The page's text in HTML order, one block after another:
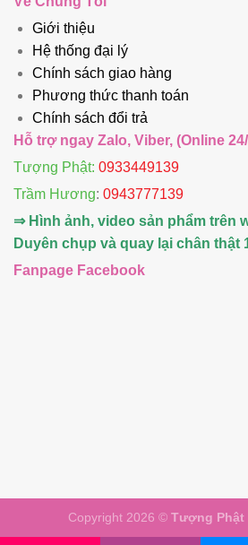
Giới thiệu
Hệ thống đại lý
Chính sách giao hàng
Phương thức thanh toán
Chính sách đổi trả
Hỗ trợ ngay Zalo, Viber, (Online
Tượng Phật: 0933449139
Trầm Hương: 0943777139
⇒ Hình ảnh, video sản phẩm trên
Duyên chụp và quay lại chân thật
Fanpage Facebook
Copyright 2026 © Tượng Phật